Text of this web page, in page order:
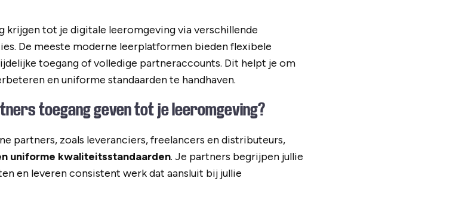
krijgen tot je digitale leeromgeving via verschillende
De meeste moderne leerplatformen bieden flexibele
toegang of volledige partneraccounts. Dit helpt je om
en uniforme standaarden te handhaven.
toegang geven tot je leeromgeving?
partners, zoals leveranciers, freelancers en distributeurs,
uniforme kwaliteitsstandaarden. Je partners begrijpen jullie
en leveren consistent werk dat aansluit bij jullie